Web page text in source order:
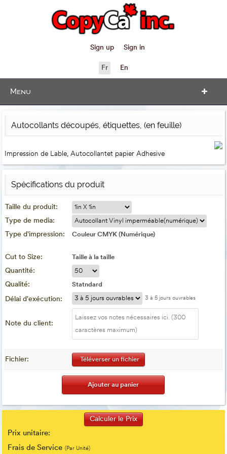
Sign up Sign in
Fr En
Menu
Autocollants découpés, étiquettes, (en feuille)
Impression de Lable, Autocollantet papier Adhesive
Spécifications du produit
Taille du produit:
Type de media:
Type d'impression:
Couleur CMYK (Numérique)
Cut to Size: Taille à la taille
Quantité:
Qualité:
Statndard
Délai d'exécution: 3 à 5 jours ouvrables
Note du client:
Fichier: Téléverser un fichier
Prix unitaire:
Frais de Service (Par Unité)